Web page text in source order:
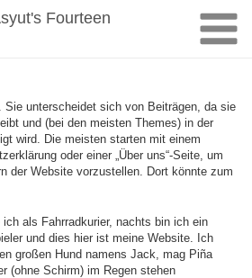
Fourteen
unterscheidet sich von Beiträgen, da sie
und (bei den meisten Themes) in der
wird. Die meisten starten mit einem
oder einer „Über uns“-Seite, um
der Website vorzustellen. Dort könnte zum
ich als Fahrradkurier, nachts bin ich ein
und dies hier ist meine Website. Ich
großen Hund namens Jack, mag Piña
(ohne Schirm) im Regen stehen